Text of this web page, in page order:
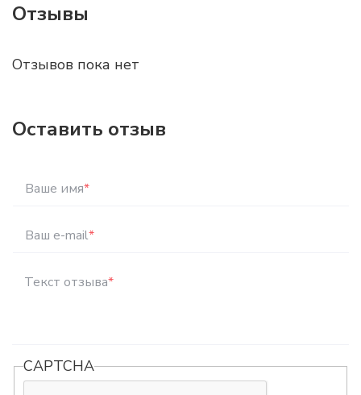
Отзывы
Отзывов пока нет
Оставить отзыв
Ваше имя*
Ваш e-mail*
Текст отзыва*
CAPTCHA